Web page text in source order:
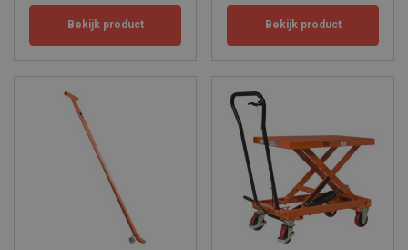
Bekijk product Bekijk product